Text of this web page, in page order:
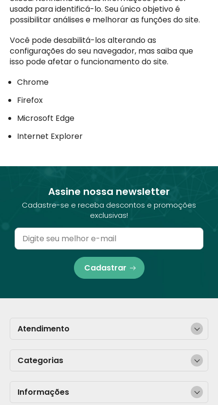
usada para identificá-lo. Seu único objetivo é
possibilitar análises e melhorar as funções do site.
Você pode desabilitá-los alterando as
configurações do seu navegador, mas saiba que
isso pode afetar o funcionamento do site.
Chrome
Firefox
Microsoft Edge
Internet Explorer
Assine nossa newsletter
Cadastre-se e receba descontos e promoções
exclusivas!
Cadastrar
Categorias
Informações
Atendimento